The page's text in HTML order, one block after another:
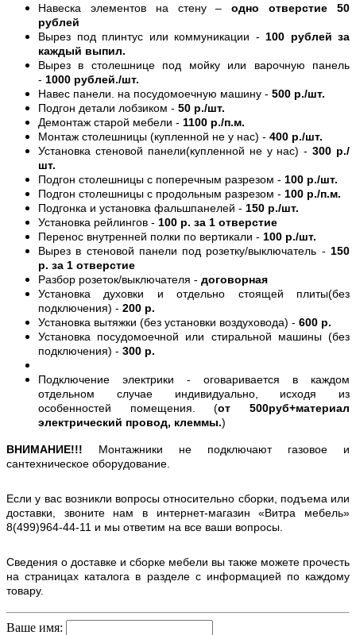
Навеска элементов на стену –одно отверстие 50
рублей
Вырез под плинтус или коммуникации - 100 рублей за
каждый выпил.
Вырез в столешнице под мойку или варочную панель
- 1000 рублей./шт.
Навес панели. на посудомоечную машину - 500 р./шт.
Подгон детали лобзиком - 50 р./шт.
Демонтаж старой мебели - 1100 р./п.м.
Монтаж столешницы (купленной не у нас) - 400 р./шт.
Установка стеновой панели(купленной не у нас) -300 р./
шт.
Подгон столешницы с поперечным разрезом - 100 р./шт.
Подгон столешницы с продольным разрезом - 100 р./п.м.
Подгонка и установка фальшпанелей - 150 р./шт.
Установка рейлингов - 100 р. за 1 отверстие
Перенос внутренней полки по вертикали - 100 р./шт.
Вырез в стеновой панели под розетку/выключатель - 150
р. за 1 отверстие
Разбор розеток/выключателя - договорная
Установка духовки и отдельно стоящей плиты(без
подключения) - 200 р.
Установка вытяжки (без установки воздуховода) - 600 р.
Установка посудомоечной или стиральной машины (без
подключения) - 300 р.
Подключение электрики - оговаривается в каждом
отдельном случае индивидуально, исходя из
особенностей помещения. (от 500руб+материал
электрический провод, клеммы.)
ВНИМАНИЕ!!! Монтажники не подключают газовое и
сантехническое оборудование.
Если у вас возникли вопросы относительно сборки, подъема или
доставки, звоните нам в интернет-магазин «Витра мебель»
8(499)964-44-11 и мы ответим на все ваши вопросы.
Сведения о доставке и сборке мебели вы также можете прочесть
на страницах каталога в разделе с информацией по каждому
товару.
Ваше имя: